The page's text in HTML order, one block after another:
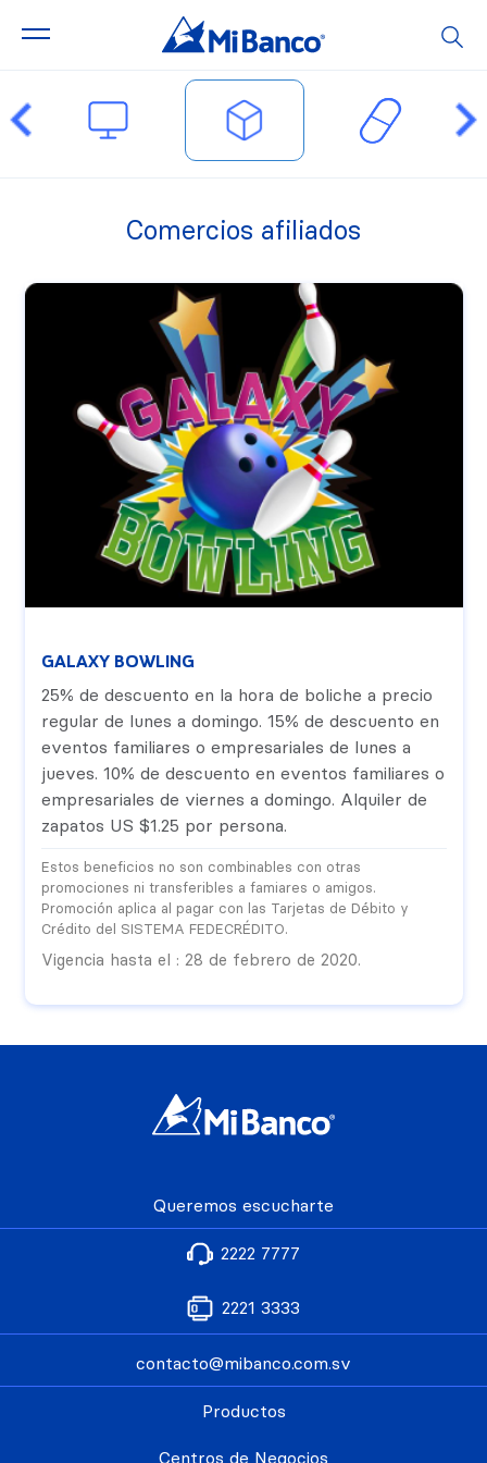
Comercios afiliados
GALAXY BOWLING
25% de descuento en la hora de boliche a precio
regular de lunes a domingo. 15% de descuento en
eventos familiares o empresariales de lunes a
jueves. 10% de descuento en eventos familiares o
empresariales de viernes a domingo. Alquiler de
zapatos US $1.25 por persona.
Estos beneficios no son combinables con otras
promociones ni transferibles a famiares o amigos.
Promoción aplica al pagar con las Tarjetas de Débito y
Crédito del SISTEMA FEDECRÉDITO.
Vigencia hasta el : 28 de febrero de 2020.
Queremos escucharte
2222 7777
2221 3333
contacto@mibanco.com.sv
Productos
Centros de Negocios